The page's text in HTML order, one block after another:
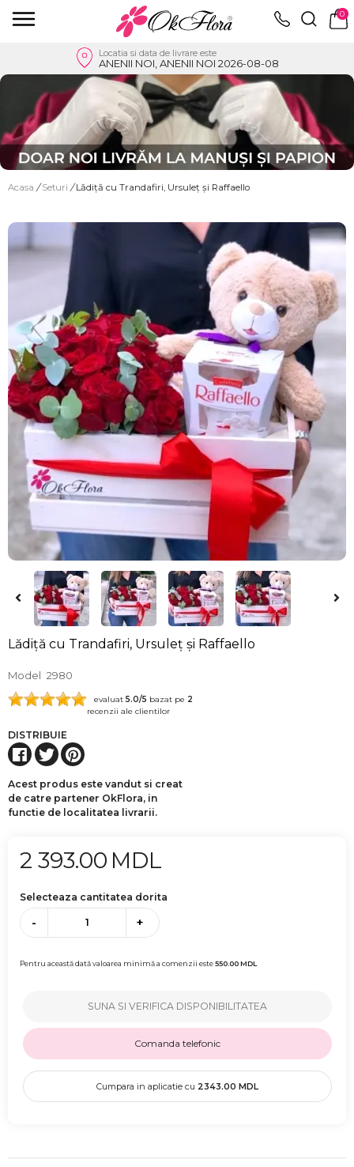
0
Locatia si data de livrare este
ANENII NOI, ANENII NOI 2026-08-08
Acasa / Seturi / Lădiță cu Trandafiri, Ursuleț și Raffaello
Lădiță cu Trandafiri, Ursuleț și Raffaello
Model 2980
evaluat 5.0/5 bazat pe 2
recenzii ale clientilor
DISTRIBUIE
Acest produs este vandut si creat
de catre partener OkFlora, in
functie de localitatea livrarii.
2 393.00 MDL
Selecteaza cantitatea dorita
- +
Pentru această dată valoarea minimă a comenzii este550.00MDL
SUNA SI VERIFICA DISPONIBILITATEA
Comanda telefonic
Cumpara in aplicatie cu 2343.00 MDL